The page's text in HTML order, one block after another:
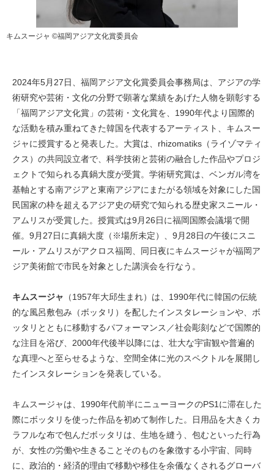
キムスージャ ©福岡アジア文化賞委員会
2024年5月27日、福岡アジア文化賞委員会事務局は、アジアの学
術研究や芸術・文化の分野で顕著な業績をあげた人物を顕彰する
「福岡アジア文化賞」の芸術・文化賞を、1990年代より国際的
な活動を積み重ねてきた韓国を代表するアーティスト、キムスー
ジャに授賞すると発表した。大賞は、rhizomatiks（ライゾマティ
クス）の共同設立者で、科学技術と芸術の融合した作品やプロジ
ェクトで知られる真鍋大度が受賞。学術研究賞は、ベンガル湾を
基軸とする南アジアと東南アジアにまたがる領域を対象にした国
民国家の枠を超えるアジア史の研究で知られる歴史家スニール・
アムリスが受賞した。授賞式は9月26日に福岡国際会議場で開
催。9月27日に真鍋大度（※場所未定）、9月28日の午後にスニ
ール・アムリスがアクロス福岡、同日夜にキムスージャが福岡ア
ジア美術館で市民を対象とした講演会を行なう。
キムスージャ （1957年大邱生まれ）は、1990年代に韓国の伝統
的な風呂敷包み（ボッタリ）を配したインスタレーションや、ボ
ッタリとともに移動するパフォーマンス／社会彫刻などで国際的
な注目を浴び、2000年代後半以降には、壮大な宇宙観や普遍的
な真理へと至らせるような、空間全体に光のスペクトルを展開し
たインスタレーションを発表している。
キムスージャは、1990年代前半にニューヨークのPS1に滞在した
際にボッタリを使った作品を初めて制作した。日用品を大きくカ
ラフルな布で包んだボッタリは、生地を縫う、包むといった行為
が、女性の労働や生きることそのものを象徴する小宇宙、同時
に、政治的・経済的理由で移動や移住を余儀なくされるグローバ